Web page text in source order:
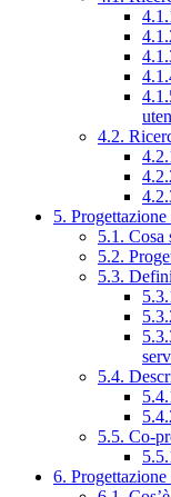
4.2.
5.
5.1. Cosa
5.2.
5.3.
5.4.
5.5. Co-
6.